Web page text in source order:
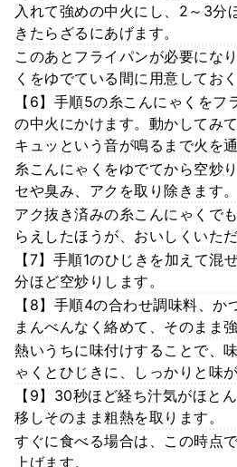
入れて強めの中火にし、2～3分
きたらざるにあげます。
このあとフライパンが必要にな
くをゆでている間に用意してお
【6】手順5の糸こんにゃくをフ
の中火にかけます。動かしてみ
キュッという音が鳴るまで火を通
糸こんにゃくをゆでてから空炒
セや臭み、アクを取り除きます。
アク抜き済みの糸こんにゃくで
らえしたほうが、おいしくいただ
【7】手順1のひじきを加えて混
分ほど空炒りします。
【8】手順4の合わせ調味料、か
まんべんなく絡めて、そのまま
熱いうちに味付けすることで、
ゃくとひじきに、しっかりと味
【9】30秒ほど経ち汁気がほと
移しそのまま粗熱を取ります。
すぐに食べる場合は、この時点
上げます。